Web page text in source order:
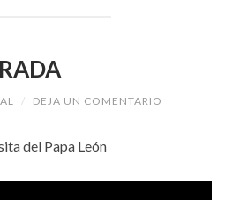
/ DEJA UN COMENTARIO
del Papa León